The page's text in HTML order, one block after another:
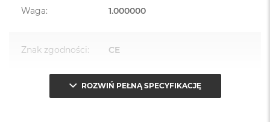
Waga: 1.000000
Znak zgodności: CE
Opakowanie
(pudełko):
Serwisowe
ROZWIŃ PEŁNĄ SPECYFIKACJĘ